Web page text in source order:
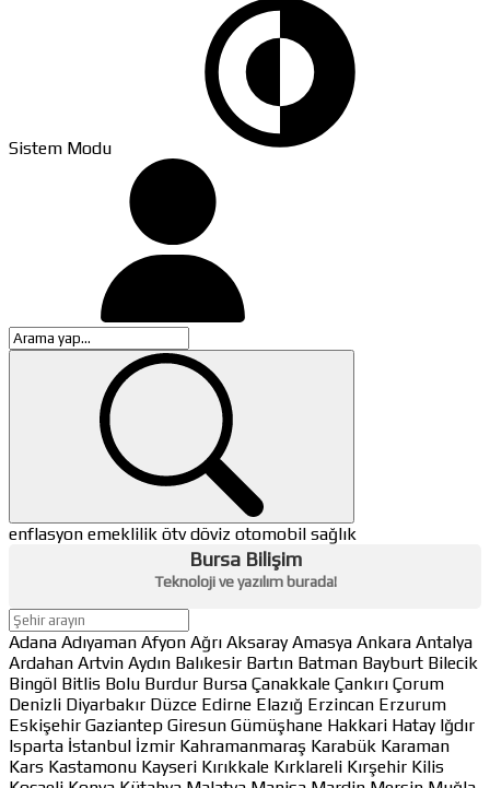
Sistem Modu
enflasyon emeklilik ötvdöviz otomobil sağlık
Bursa Bilişim
Teknoloji ve yazılım burada!
Adana Adıyaman Afyon Ağrı Aksaray Amasya Ankara Antalya
Ardahan Artvin Aydın Balıkesir Bartın Batman Bayburt Bilecik
Bingöl Bitlis Bolu Burdur Bursa Çanakkale Çankırı Çorum
Denizli Diyarbakır Düzce Edirne Elazığ Erzincan Erzurum
Eskişehir Gaziantep Giresun Gümüşhane Hakkari Hatay Iğdır
Isparta İstanbul İzmir Kahramanmaraş Karabük Karaman
Kars Kastamonu Kayseri Kırıkkale Kırklareli Kırşehir Kilis